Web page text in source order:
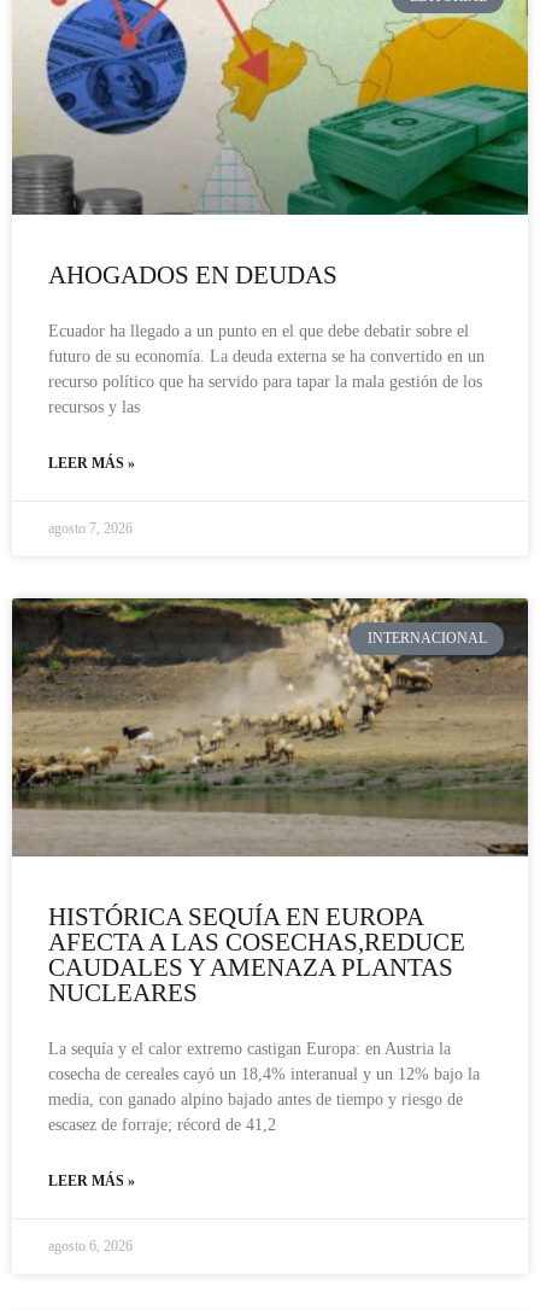
AHOGADOS EN DEUDAS
Ecuador ha llegado a un punto en el que debe debatir sobre el
futuro de su economía. La deuda externa se ha convertido en un
recurso político que ha servido para tapar la mala gestión de los
recursos y las
LEER MÁS »
agosto 7, 2026
INTERNACIONAL
HISTÓRICA SEQUÍA EN EUROPA
AFECTA A LAS COSECHAS,REDUCE
CAUDALES Y AMENAZA PLANTAS
NUCLEARES
La sequía y el calor extremo castigan Europa: en Austria la
cosecha de cereales cayó un 18,4% interanual y un 12% bajo la
media, con ganado alpino bajado antes de tiempo y riesgo de
escasez de forraje; récord de 41,2
LEER MÁS »
agosto 6, 2026